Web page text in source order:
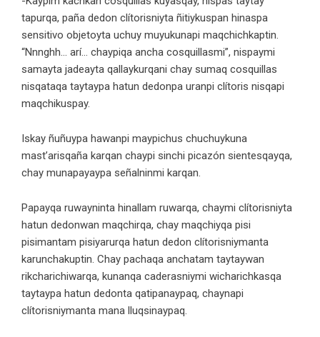
tapurqa, paña dedon clítorisniyta ñitiykuspan hinaspa
sensitivo objetoyta uchuy muyukunapi maqchichkaptin.
“Nnnghh… arí… chaypiqa ancha cosquillasmi”, nispaymi
samayta jadeayta qallaykurqani chay sumaq cosquillas
nisqataqa taytaypa hatun dedonpa uranpi clítoris nisqapi
maqchikuspay.
Iskay ñuñuypa hawanpi maypichus chuchuykuna
mast’arisqaña karqan chaypi sinchi picazón sientesqayqa,
chay munapayaypa señalninmi karqan.
Papayqa ruwayninta hinallam ruwarqa, chaymi clítorisniyta
hatun dedonwan maqchirqa, chay maqchiyqa pisi
pisimantam pisiyarurqa hatun dedon clítorisniymanta
karunchakuptin. Chay pachaqa anchatam taytaywan
rikcharichiwarqa, kunanqa caderasniymi wicharichkasqa
taytaypa hatun dedonta qatipanaypaq, chaynapi
clítorisniymanta mana lluqsinaypaq.